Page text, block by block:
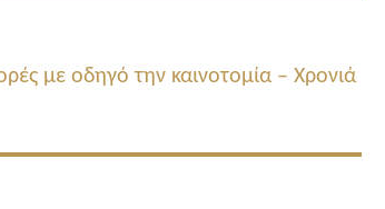
με οδηγό την καινοτομία – Χρονιά